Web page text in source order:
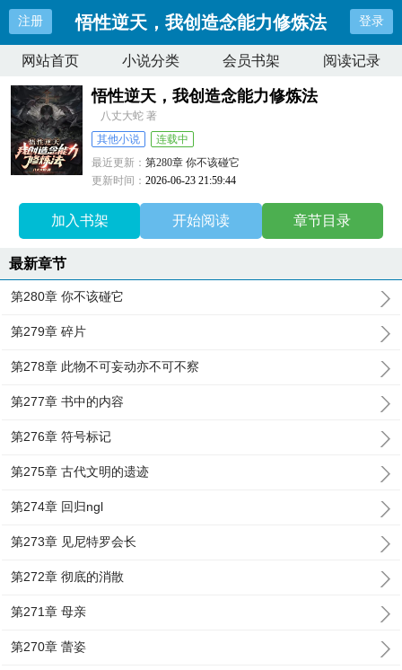
注册 悟性逆天，我创造念能力修炼法 登录
网站首页 小说分类 会员书架 阅读记录
悟性逆天，我创造念能力修炼法
八丈大蛇 著
其他小说
连载中
最近更新：第280章 你不该碰它
更新时间：2026-06-23 21:59:44
加入书架 开始阅读 章节目录
最新章节
第280章 你不该碰它
第279章 碎片
第278章 此物不可妄动亦不可不察
第277章 书中的内容
第276章 符号标记
第275章 古代文明的遗迹
第274章 回归ngl
第273章 见尼特罗会长
第272章 彻底的消散
第271章 母亲
第270章 蕾姿